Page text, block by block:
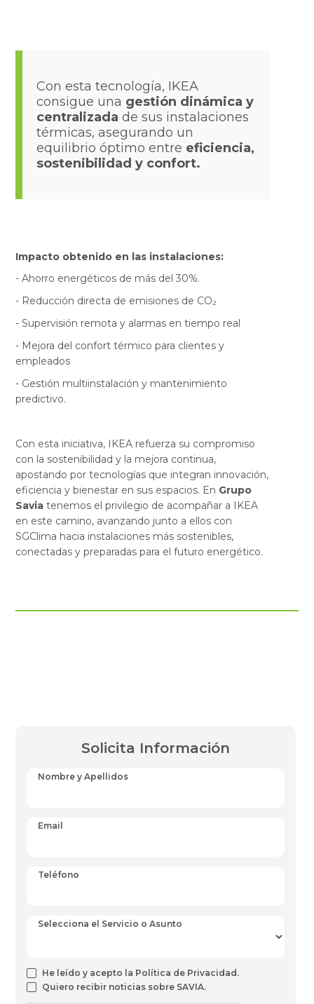
Con esta tecnología, IKEA
consigue una gestión dinámica y
centralizada de sus instalaciones
térmicas, asegurando un
equilibrio óptimo entre eficiencia,
sostenibilidad y confort.
Impacto obtenido en las instalaciones:
- Ahorro energéticos de más del 30%.
- Reducción directa de emisiones de CO₂
- Supervisión remota y alarmas en tiempo real
- Mejora del confort térmico para clientes y
empleados
- Gestión multiinstalación y mantenimiento
predictivo.
Con esta iniciativa, IKEA refuerza su compromiso
con la sostenibilidad y la mejora continua,
apostando por tecnologías que integran innovación,
eficiencia y bienestar en sus espacios. En Grupo
Savia tenemos el privilegio de acompañar a IKEA
en este camino, avanzando junto a ellos con
SGClima hacia instalaciones más sostenibles,
conectadas y preparadas para el futuro energético.
Solicita Información
Nombre y Apellidos
Email
Teléfono
Selecciona el Servicio o Asunto
He leído y acepto la Política de Privacidad.
Quiero recibir noticias sobre SAVIA.